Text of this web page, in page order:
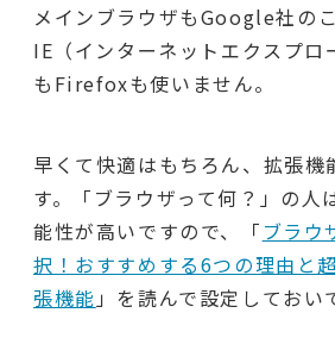
メインブラウザもGoogle社のこ
IE（インターネットエクスプ
もFirefoxも使いません。
早くて快適はもちろん、拡張機
す。「ブラウザって何？」の人
能性が高いですので、「 ブラウ
択！おすすめする6つの理由と
張機能 」を読んで設定しておい